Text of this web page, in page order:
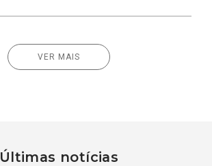
VER MAIS
Últimas notícias